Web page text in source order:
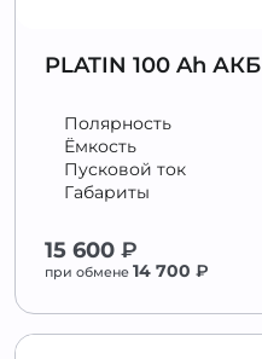
PLATIN 100 Ah АКБ
Полярность
Ёмкость
Пусковой ток
Габариты
15 600 ₽
при обмене 14 700 ₽